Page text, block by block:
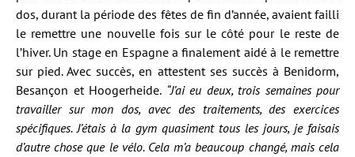
dos, durant la période des fêtes de fin d’année, avaient failli
le remettre une nouvelle fois sur le côté pour le reste de
l’hiver. Un stage en Espagne a finalement aidé à le remettre
sur pied. Avec succès, en attestent ses succès à Benidorm,
Besançon et Hoogerheide. “J’ai eu deux, trois semaines pour
travailler sur mon dos, avec des traitements, des exercices
spécifiques. J’étais à la gym quasiment tous les jours, je faisais
d’autre chose que le vélo. Cela m’a beaucoup changé, mais cela